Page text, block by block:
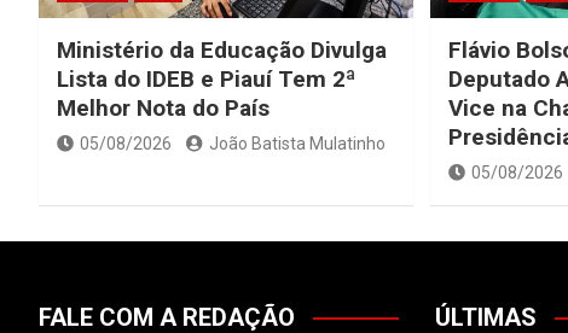
Ministério da Educação Divulga
Lista do IDEB e Piauí Tem 2ª
Melhor Nota do País
05/08/2026 João Batista Mulatinho
Flávio
Deputado
Vice na
05/08/2026
FALE COM A REDAÇÃO ÚLTIMAS